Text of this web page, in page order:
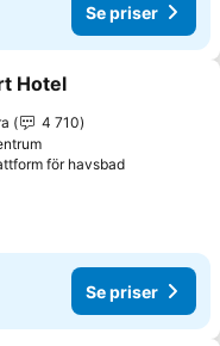
Se priser
i Mina Favoriter
Hotel
4 710
för havsbadSe priser
Se priser